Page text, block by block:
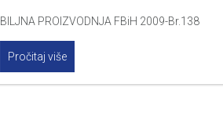
BILJNA PROIZVODNJA FBiH 2009-Br.138
Pročitaj više